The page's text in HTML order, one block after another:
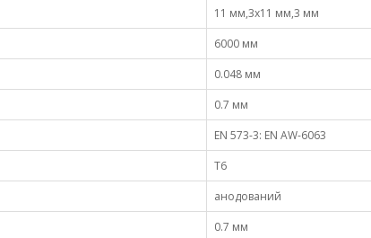
11 мм,3х11 мм,3 мм
6000 мм
0.048 мм
0.7 мм
EN 573-3: EN AW-6063
Т6
анодований
0.7 мм